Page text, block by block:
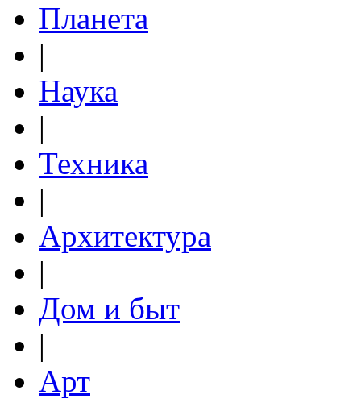
Планета
|
Наука
|
Техника
|
Архитектура
|
Дом и быт
|
Арт